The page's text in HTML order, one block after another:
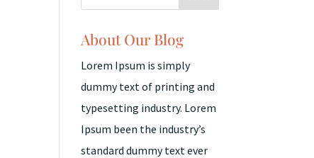
About Our Blog
Lorem Ipsum is simply
dummy text of printing and
typesetting industry. Lorem
Ipsum been the industry’s
standard dummy text ever